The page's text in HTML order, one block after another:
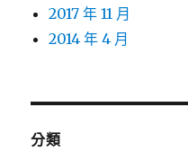
2017 年 11 月
2014 年 4 月
分類